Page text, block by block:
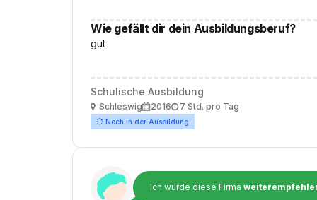
Wie gefällt dir dein Ausbildungsberuf?
gut
Schulische Ausbildung
OrtSchleswigAusbildungsbeginn
2016Arbeitszeit
7 Std. pro Tag
Noch in der Ausbildung
Ich würde diese Firma